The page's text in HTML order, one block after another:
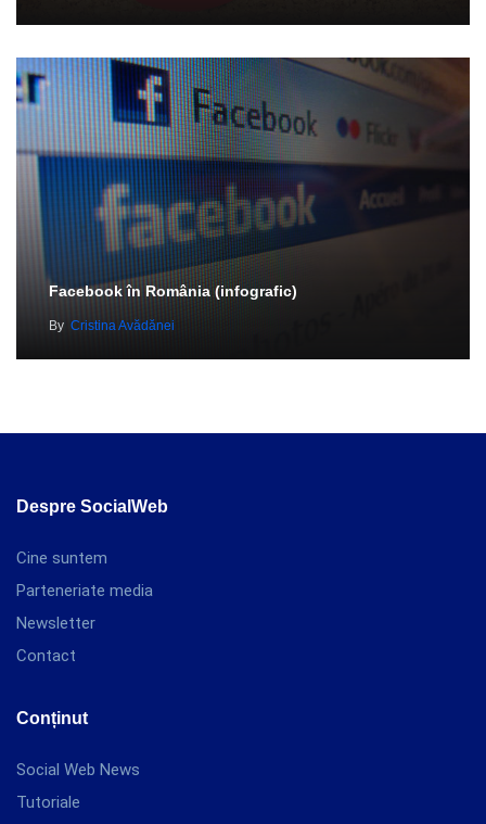
Facebook în România (infografic)
By Cristina Avădănei
Despre SocialWeb
Cine suntem
Parteneriate media
Newsletter
Contact
Conținut
Social Web News
Tutoriale